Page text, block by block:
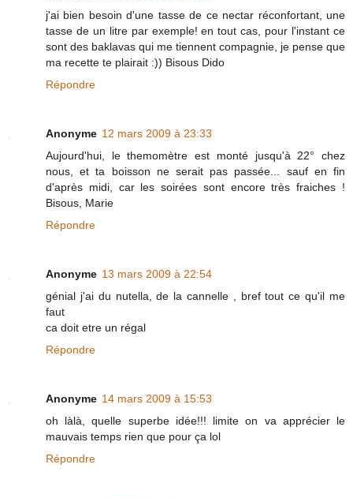
j'ai bien besoin d'une tasse de ce nectar réconfortant, une
tasse de un litre par exemple! en tout cas, pour l'instant ce
sont des baklavas qui me tiennent compagnie, je pense que
ma recette te plairait :)) Bisous Dido
Répondre
Anonyme 12 mars 2009 à 23:33
Aujourd'hui, le themomètre est monté jusqu'à 22° chez
nous, et ta boisson ne serait pas passée... sauf en fin
d'après midi, car les soirées sont encore très fraiches !
Bisous, Marie
Répondre
Anonyme 13 mars 2009 à 22:54
génial j'ai du nutella, de la cannelle , bref tout ce qu'il me
faut
ca doit etre un régal
Répondre
Anonyme 14 mars 2009 à 15:53
oh làlà, quelle superbe idée!!! limite on va apprécier le
mauvais temps rien que pour ça lol
Répondre